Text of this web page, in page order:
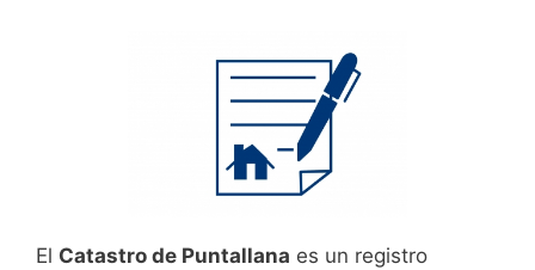
El Catastro de Puntallana es un registro